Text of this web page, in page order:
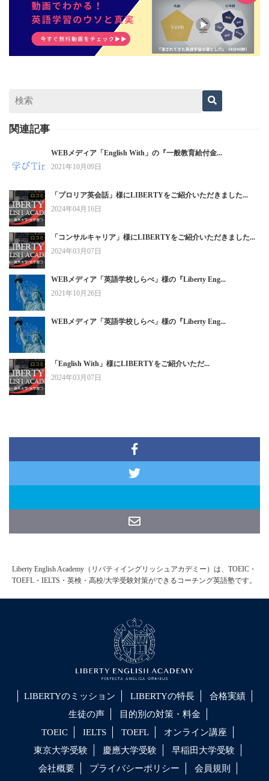
関連記事
WEBメディア「English With」の『一般教育給付金...
2021年10月09日
「プロリア英会話」様にLIBERTYをご紹介いただきました...
2024年04月16日
「コンサルキャリア」様にLIBERTYをご紹介いただきました...
2024年03月07日
WEBメディア「英語学校しらべ」様の『Liberty Eng...
2021年10月26日
WEBメディア「英語学校しらべ」様の『Liberty Eng...
「English With」様にLIBERTYをご紹介いただ...
2024年03月07日
Liberty English Academy（リバティイングリッシュアカデミー）は、TOEIC・
TOEFL・IELTS・英検・高校/大学受験対策ができるコーチング英語塾です。
LIBERTYのミッション LIBERTYの特長
合格実績
生徒の声
目的別の対策・料金
TOEIC
IELTS TOEFL
オンライン講座
東京大学受験
慶應大学受験
早稲田大学受験
会社概要
プライバシーポリシー 会員規則